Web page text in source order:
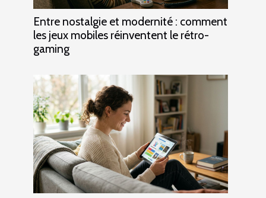
Entre nostalgie et modernité : comment
les jeux mobiles réinventent le rétro-
gaming